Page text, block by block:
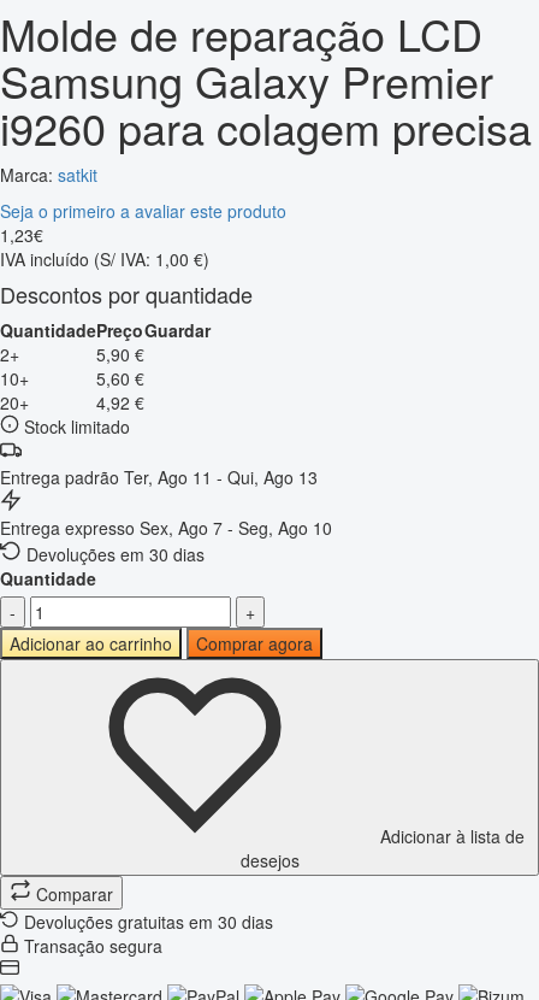
Molde de reparação LCD
Samsung Galaxy Premier
i9260 para colagem precisa
Marca: satkit
Seja o primeiro a avaliar este produto
1 ,23€
IVA incluído (S/ IVA: 1,00 €)
Descontos por quantidade
QuantidadePreçoGuardar
2+
5,90 €
10+
5,60 €
20+
4,92 €
Stock limitado
Entrega padrão Ter, Ago 11 - Qui, Ago 13
Entrega expresso Sex, Ago 7 - Seg, Ago 10
Devoluções em 30 dias
Quantidade
-
+
Adicionar ao carrinho
Comprar agora
Adicionar à lista de
desejos
Comparar
Devoluções gratuitas em 30 dias
Transação segura